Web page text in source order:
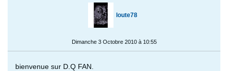
loute78
Dimanche 3 Octobre 2010 à 10:55
bienvenue sur D.Q FAN.